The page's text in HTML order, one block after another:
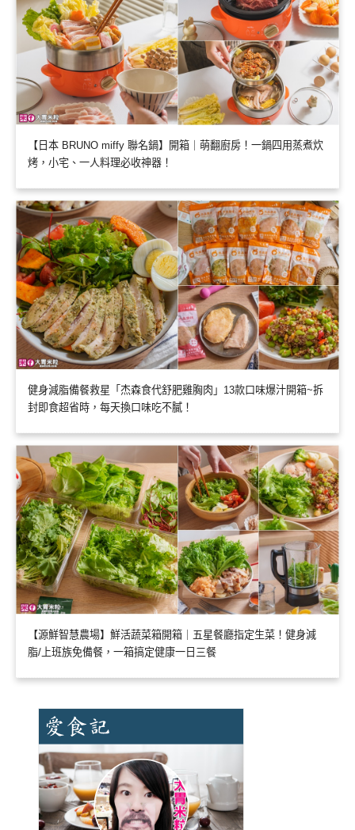
【日本 BRUNO miffy 聯名鍋】開箱｜萌翻廚房！一鍋四用蒸煮炊
烤，小宅、一人料理必收神器！
健身減脂備餐救星「杰森食代舒肥雞胸肉」13款口味爆汁開箱~拆
封即食超省時，每天換口味吃不膩！
【源鮮智慧農場】鮮活蔬菜箱開箱｜五星餐廳指定生菜！健身減
脂/上班族免備餐，一箱搞定健康一日三餐